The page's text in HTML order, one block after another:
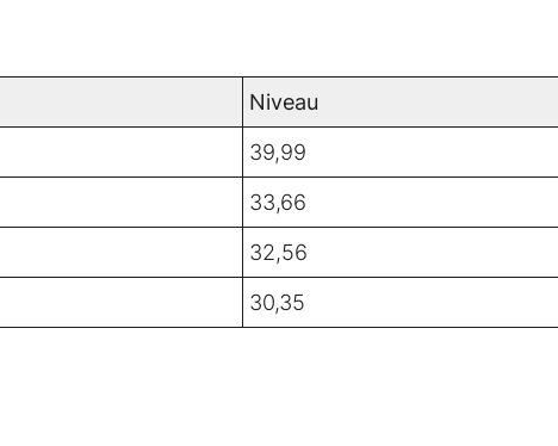
Niveau
39,99
33,66
32,56
30,35